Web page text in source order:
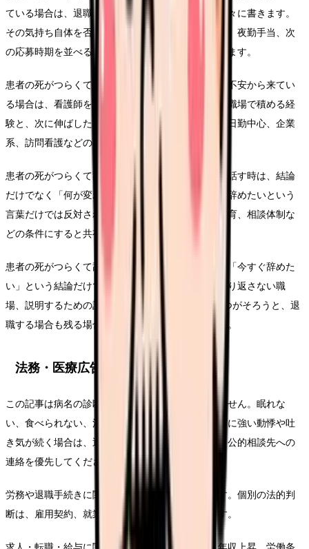
ている場合は、退職したい気持ちとお金の不安を別々に書きます。
その気持ち自体を否定せず、固定費、賞与、残業代、夜勤手当、次
の応募時期を並べると、焦りだけで動きにくくなります。
患者の死がつらくて辞めたいという悩みがキャリア不安から来てい
る場合は、看護師を続けるかどうかより先に、今の職場で積める経
験と、次に伸ばしたい経験を分けます。病棟以外、日勤中心、企業
系、訪問看護などの条件を比較します。
患者の死がつらくて辞めたいについて家族や同僚に話す時は、結論
だけでなく「何が変われば働けるか」を添えます。辞めたいという
言葉だけでは反対されやすくても、夜勤、残業、教育、相談体制な
どの条件にすると共有しやすくなります。
患者の死がつらくて辞めたいについて考える時は、「今すぐ辞めた
い」という結論だけでなく、悩みを弱める条件、繰り返さない職
場、説明するための記録を分けてください。この3つがそろうと、退
職する場合も残る場合も判断がぶれにくくなります。
法務・医療広告・求人広告上の注意
この記事は病名の診断や治療方針の提示ではありません。眠れな
い、食べられない、消えたい気持ちがある、出勤前に強い動悸や吐
き気が続く場合は、退職判断より先に受診・休養・公的相談先への
連絡を優先してください。
労務や退職手続きに関わる部分は一般的な整理です。個別の法的判
断は、雇用契約、就業規則、事実関係で変わります。